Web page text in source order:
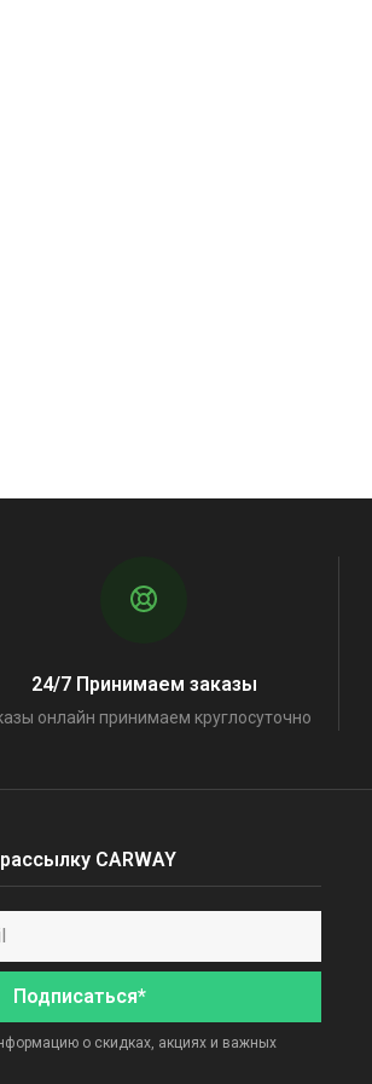
24/7 Принимаем заказы
онлайн принимаем круглосуточно
CARWAY
Подписаться*
о скидках, акциях и важных